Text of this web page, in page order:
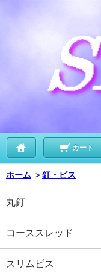
カート
ホーム ＞釘・ビス
丸釘
コーススレッド
スリムビス